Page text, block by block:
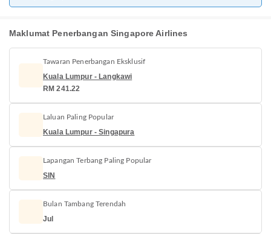
Maklumat Penerbangan Singapore Airlines
Tawaran Penerbangan Eksklusif
Kuala Lumpur - Langkawi
RM 241.22
Laluan Paling Popular
Kuala Lumpur - Singapura
Lapangan Terbang Paling Popular
SIN
Bulan Tambang Terendah
Jul